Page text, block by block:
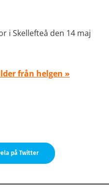
i Skellefteå den 14 maj
från helgen »
på Twitter